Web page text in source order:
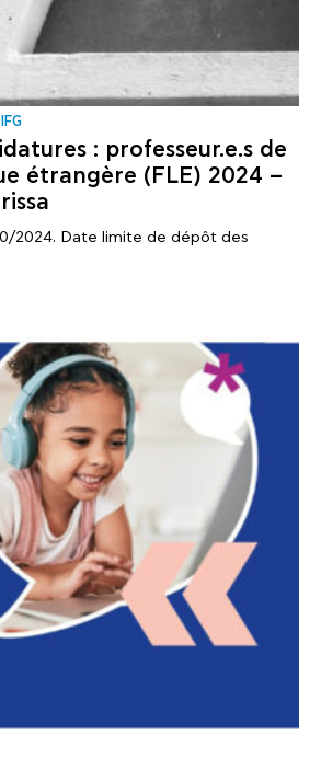
: professeur.e.s de
étrangère (FLE) 2024 –
2024. Date limite de dépôt des